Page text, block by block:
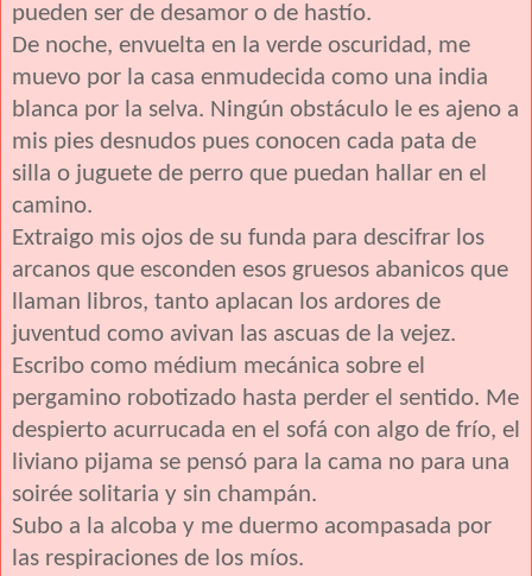
pueden ser de desamor o de hastío.
De noche, envuelta en la verde oscuridad, me
muevo por la casa enmudecida como una india
blanca por la selva. Ningún obstáculo le es ajeno a
mis pies desnudos pues conocen cada pata de
silla o juguete de perro que puedan hallar en el
camino.
Extraigo mis ojos de su funda para descifrar los
arcanos que esconden esos gruesos abanicos que
llaman libros, tanto aplacan los ardores de
juventud como avivan las ascuas de la vejez.
Escribo como médium mecánica sobre el
pergamino robotizado hasta perder el sentido. Me
despierto acurrucada en el sofá con algo de frío, el
liviano pijama se pensó para la cama no para una
soirée solitaria y sin champán.
Subo a la alcoba y me duermo acompasada por
las respiraciones de los míos.